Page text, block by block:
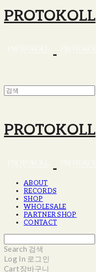
PROTOKOLL
PROTOKOLL
ABOUT
RECORDS
SHOP
WHOLESALE
PARTNER SHOP
CONTACT
Search 검색
Log In 로그인
Cart장바구니